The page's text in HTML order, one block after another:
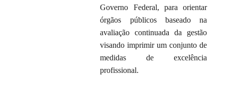
Governo Federal, para orientar
órgãos públicos baseado na
avaliação continuada da gestão
visando imprimir um conjunto de
medidas de excelência
profissional.